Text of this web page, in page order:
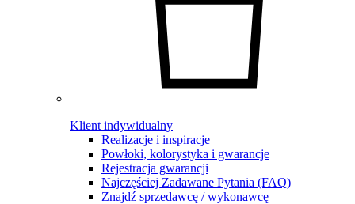
Klient indywidualny
Realizacje i inspiracje
Powłoki, kolorystyka i gwarancje
Rejestracja gwarancji
Najczęściej Zadawane Pytania (FAQ)
Znajdź sprzedawcę / wykonawcę